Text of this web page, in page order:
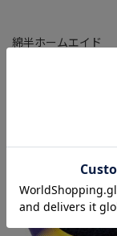
綿半ホームエイド
SUN UP(ｻﾝｱｯﾌﾟ) ド
ットセット＋2×65
在庫：○